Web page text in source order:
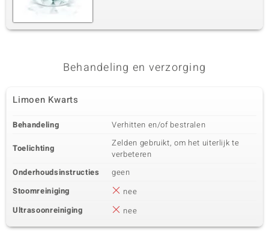
Behandeling en verzorging
Limoen Kwarts
Behandeling Verhitten en/of bestralen
Toelichting
Zelden gebruikt, om het uiterlijk te
verbeteren
Onderhoudsinstructies
geen
Stoomreiniging
nee
Ultrasoonreiniging
nee